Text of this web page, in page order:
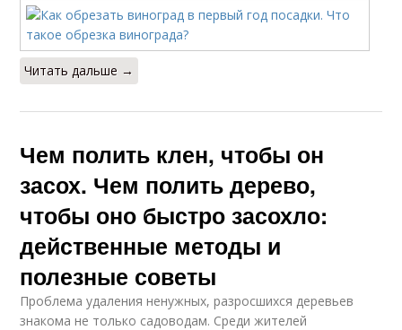
Читать дальше →
Чем полить клен, чтобы он
засох. Чем полить дерево,
чтобы оно быстро засохло:
действенные методы и
полезные советы
Проблема удаления ненужных, разросшихся деревьев
знакома не только садоводам. Среди жителей